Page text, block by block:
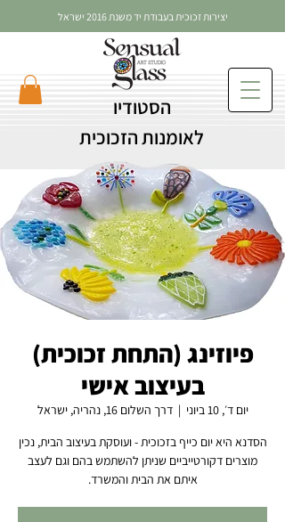
הסטודיו
לאומנות הזכוכית
יצירות זכוכית בעבודת יד משנת 2016 ישראל
פיוזינג (התחת זכוכית)
בעיצוב אישי
יום ד׳, 10 ביוני
  |
דרך השלום 16, נהריה, ישראל
הסדנא היא יום כייף בזכוכית - ועוסקת בעיצוב הבית, נכין
מוצרים דקורטייביים שניתן להשתמש בהם וגם לעצב
איתם את הבית והמשרד.